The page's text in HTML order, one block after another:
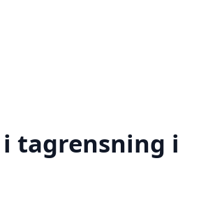
tagrensning i